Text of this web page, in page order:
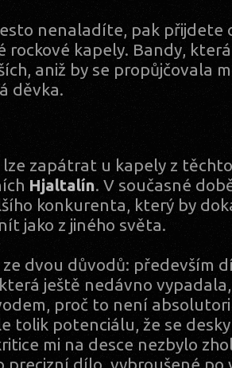
nenaladíte, pak přijdete
rockové kapely. Bandy,
aniž by se propůjčovala
děvka.
zapátrat u kapely z
Hjaltalín. V současné
konkurenta, který by
jako z jiného světa.
ze dvou důvodů: především
ještě nedávno
proč to není
tolik potenciálu, že se
mi na desce nezbylo
precizní dílo, vybroušené po